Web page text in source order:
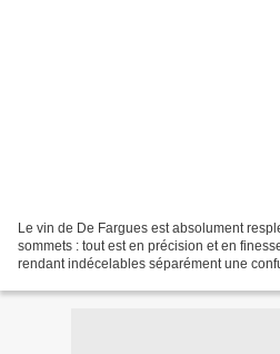
Le vin de De Fargues est absolument
sommets : tout est en précision et en
rendant indécelables séparément une